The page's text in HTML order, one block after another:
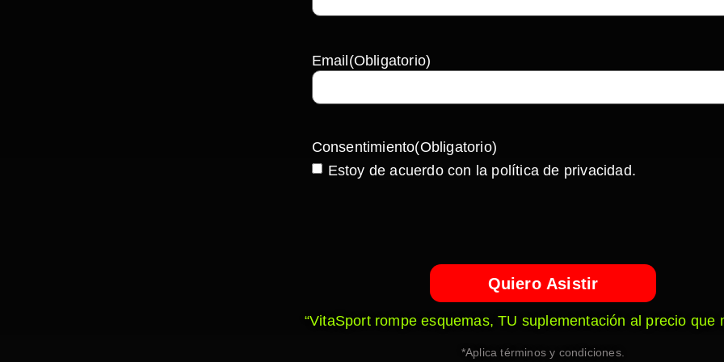
Email(Obligatorio)
Consentimiento(Obligatorio)
Estoy de acuerdo con la política de privacidad.
“VitaSport rompe esquemas, TU suplementación al precio que
*Aplica términos y condiciones.